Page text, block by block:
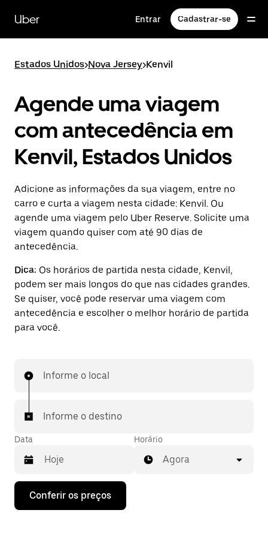
para
conteúdo
Uber Entrar Cadastrar-se
Estados Unidos>Nova Jersey>Kenvil
Agende uma viagem
com antecedência em
Kenvil, Estados Unidos
Adicione as informações da sua viagem, entre no
carro e curta a viagem nesta cidade: Kenvil. Ou
agende uma viagem pelo Uber Reserve. Solicite uma
viagem quando quiser com até 90 dias de
antecedência.
Dica: Os horários de partida nesta cidade, Kenvil,
podem ser mais longos do que nas cidades grandes.
Se quiser, você pode reservar uma viagem com
antecedência e escolher o melhor horário de partida
para você.
Informe o local
Informe o destino
Data
Pressione
seta
Horário
Agora
Conferir os preços